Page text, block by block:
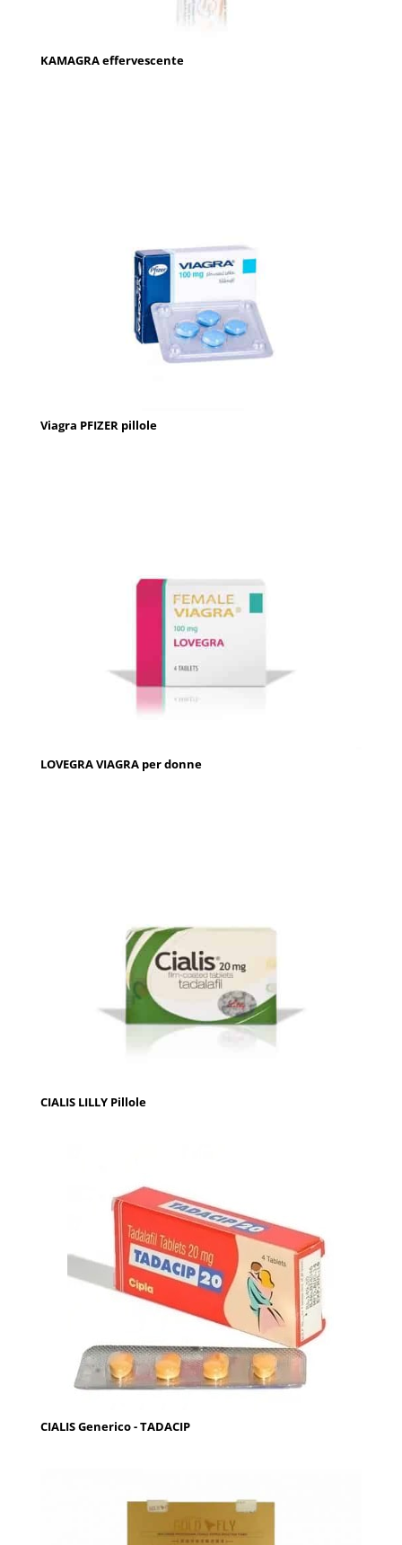
KAMAGRA effervescente
Viagra PFIZER pillole
LOVEGRA VIAGRA per donne
CIALIS LILLY Pillole
CIALIS Generico - TADACIP